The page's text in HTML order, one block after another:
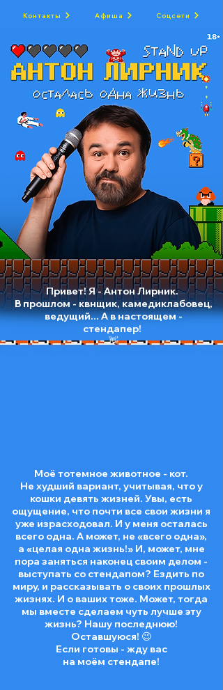
Контакты Афиша Соцсети
Привет! Я - Антон Лирник.
В прошлом - квнщик, камедиклабовец,
ведущий... А в настоящем -
стендапер!
👋
Моё тотемное животное - кот.
Не худший вариант, учитывая, что у
кошки девять жизней. Увы, есть
ощущение, что почти все свои жизни я
уже израсходовал. И у меня осталась
всего одна. А может, не «всего одна»,
а «целая одна жизнь!» И, может, мне
пора заняться наконец своим делом -
выступать со стендапом? Ездить по
миру, и рассказывать о своих прошлых
жизнях. И о ваших тоже. Может, тогда
мы вместе сделаем чуть лучше эту
жизнь? Нашу последнюю!
Оставшуюся! 😉
Если готовы - жду вас
на моём стендапе!